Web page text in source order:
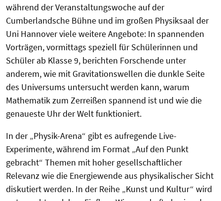
während der Veranstaltungswoche auf der
Cumberlandsche Bühne und im großen Physiksaal der
Uni Hannover viele weitere Angebote: In spannenden
Vorträgen, vormittags speziell für Schülerinnen und
Schüler ab Klasse 9, berichten Forschende unter
anderem, wie mit Gravitationswellen die dunkle Seite
des Universums untersucht werden kann, warum
Mathematik zum Zerreißen spannend ist und wie die
genaueste Uhr der Welt funktioniert.
In der „Physik-Arena“ gibt es aufregende Live-
Experimente, während im Format „Auf den Punkt
gebracht“ Themen mit hoher gesellschaftlicher
Relevanz wie die Energiewende aus physikalischer Sicht
diskutiert werden. In der Reihe „Kunst und Kultur“ wird